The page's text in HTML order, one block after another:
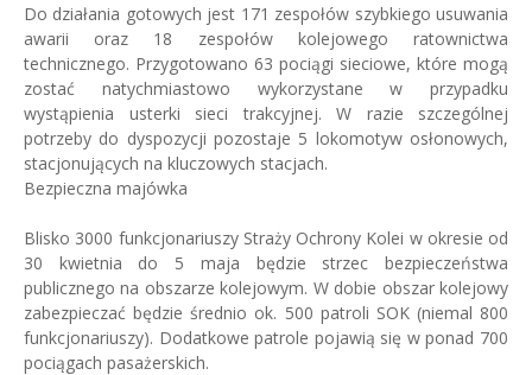
Do działania gotowych jest 171 zespołów szybkiego usuwania
awarii oraz 18 zespołów kolejowego ratownictwa
technicznego. Przygotowano 63 pociągi sieciowe, które mogą
zostać natychmiastowo wykorzystane w przypadku
wystąpienia usterki sieci trakcyjnej. W razie szczególnej
potrzeby do dyspozycji pozostaje 5 lokomotyw osłonowych,
stacjonujących na kluczowych stacjach.
Bezpieczna majówka
Blisko 3000 funkcjonariuszy Straży Ochrony Kolei w okresie od
30 kwietnia do 5 maja będzie strzec bezpieczeństwa
publicznego na obszarze kolejowym. W dobie obszar kolejowy
zabezpieczać będzie średnio ok. 500 patroli SOK (niemal 800
funkcjonariuszy). Dodatkowe patrole pojawią się w ponad 700
pociągach pasażerskich.